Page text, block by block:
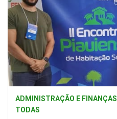
ADMINISTRAÇÃO E FINANÇAS
TODAS